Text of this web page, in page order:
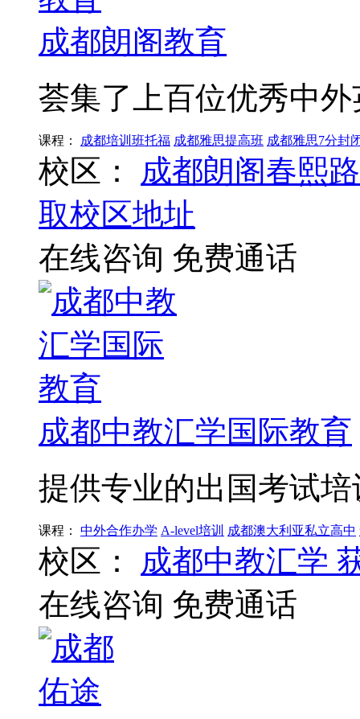
成都朗阁教育
荟集了上百位优秀中
课程： 成都培训班托福 成都雅思提高班 成都雅思7分封
校区：
成都朗阁春熙
取校区地址
在线咨询 免费通话
成都中教汇学国际教育
提供专业的出国考试
课程： 中外合作办学 A-level培训 成都澳大利亚私立高中
校区： 成都中教汇学
在线咨询 免费通话